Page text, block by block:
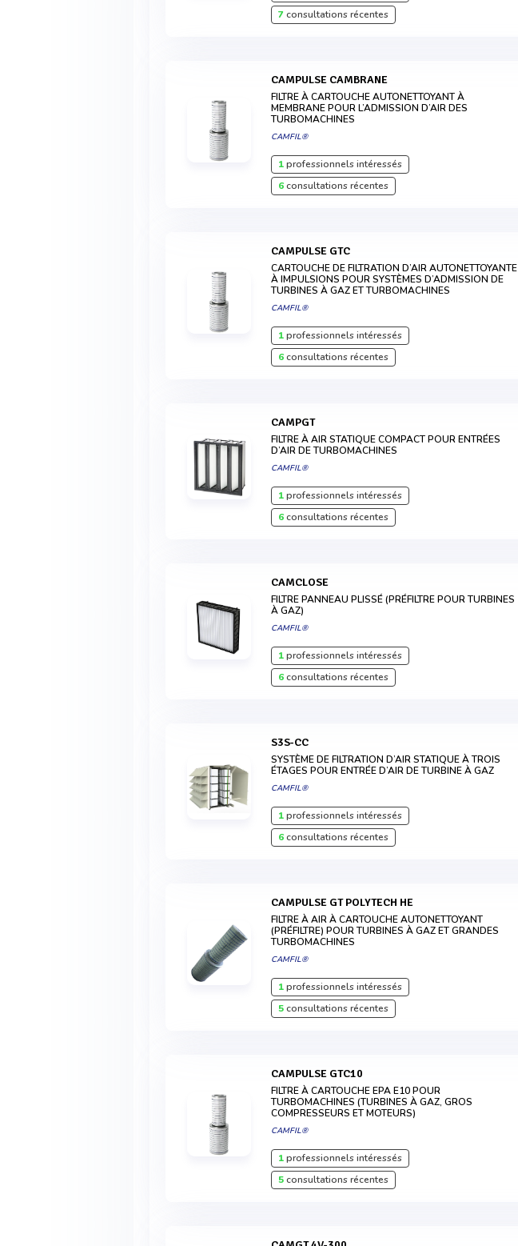
7consultations récentes
CAMPULSE CAMBRANE
FILTRE À CARTOUCHE AUTONETTOYANT À
MEMBRANE POUR L’ADMISSION D’AIR DES
TURBOMACHINES
CAMFIL®
1professionnels intéressés
6consultations récentes
CAMPULSE GTC
CARTOUCHE DE FILTRATION D’AIR AUTONETTOYANTE
À IMPULSIONS POUR SYSTÈMES D’ADMISSION DE
TURBINES À GAZ ET TURBOMACHINES
CAMFIL®
1professionnels intéressés
6consultations récentes
CAMPGT
FILTRE À AIR STATIQUE COMPACT POUR ENTRÉES
D’AIR DE TURBOMACHINES
CAMFIL®
1professionnels intéressés
6consultations récentes
CAMCLOSE
FILTRE PANNEAU PLISSÉ (PRÉFILTRE POUR TURBINES
À GAZ)
CAMFIL®
1professionnels intéressés
6consultations récentes
S3S-CC
SYSTÈME DE FILTRATION D’AIR STATIQUE À TROIS
ÉTAGES POUR ENTRÉE D’AIR DE TURBINE À GAZ
CAMFIL®
1professionnels intéressés
6consultations récentes
CAMPULSE GT POLYTECH HE
FILTRE À AIR À CARTOUCHE AUTONETTOYANT
(PRÉFILTRE) POUR TURBINES À GAZ ET GRANDES
TURBOMACHINES
CAMFIL®
1professionnels intéressés
5consultations récentes
CAMPULSE GTC10
FILTRE À CARTOUCHE EPA E10 POUR
TURBOMACHINES (TURBINES À GAZ, GROS
COMPRESSEURS ET MOTEURS)
CAMFIL®
1professionnels intéressés
5consultations récentes